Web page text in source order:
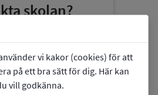
vi kakor (cookies) för att
på ett bra sätt för dig. Här kan
vill godkänna.
skolan?
åk4-6